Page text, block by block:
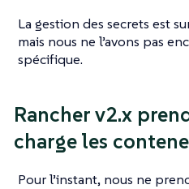
La gestion des secrets est
mais nous ne l’avons pas
spécifique.
Rancher v2.x
charge les
Pour l’instant, nous ne